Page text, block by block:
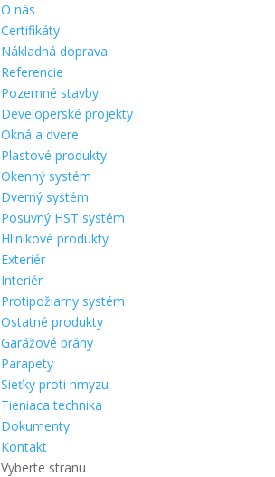
O nás
Certifikáty
Nákladná doprava
Referencie
Pozemné stavby
Developerské projekty
Okná a dvere
Plastové produkty
Okenný systém
Dverný systém
Posuvný HST systém
Hliníkové produkty
Exteriér
Interiér
Protipožiarny systém
Ostatné produkty
Garážové brány
Parapety
Sieťky proti hmyzu
Tieniaca technika
Dokumenty
Kontakt
Vyberte stranu